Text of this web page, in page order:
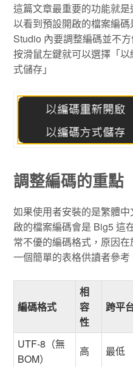
這篇文章最重要的功能就
以看到預設開啟的檔案編
Studio 內要調整編碼並不
按滑鼠左鍵就可以選擇「
式儲存」
調整編碼的重點
如果使用者安裝的是繁體
啟的檔案編碼會是 Big5 這
常不優的編碼格式，原因
一個簡單的表格供讀者參考
編碼格式
相
容
性
跨平
UTF-8（無
BOM）
高 最低